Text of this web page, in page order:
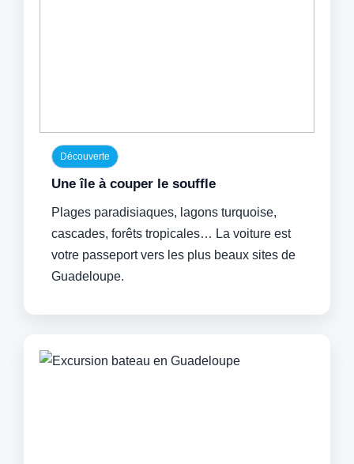
Découverte
Une île à couper le souffle
Plages paradisiaques, lagons turquoise,
cascades, forêts tropicales… La voiture est
votre passeport vers les plus beaux sites de
Guadeloupe.